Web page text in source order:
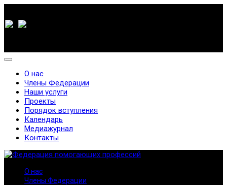
О нас
Члены Федерации
Наши услуги
Проекты
Порядок вступления
Календарь
Медиажурнал
Контакты
О нас
Члены Федерации